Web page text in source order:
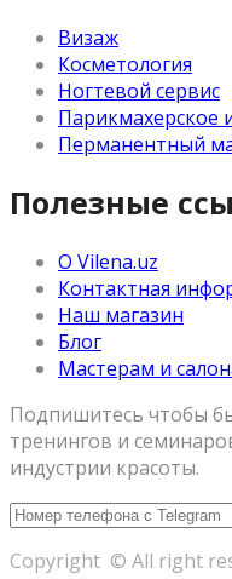
Визаж
Косметология
Ногтевой сервис
Парикмахерское
Перманентный
Полезные
О Vilena.uz
Контактная
Наш магазин
Блог
Мастерам и
Подпишитесь чтобы
тренингов и
индустрии красоты.
Copyright © All right